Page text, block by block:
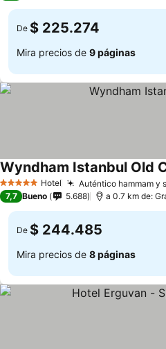
De $ 225.274
Mira precios de 9 páginas
5 Estrellas Hotel Auténtico hammam y
Wyndham Istanbul Old
7,7 Bueno 5.688 a 0.7 km de:
De $ 244.485
Mira precios de 8 páginas